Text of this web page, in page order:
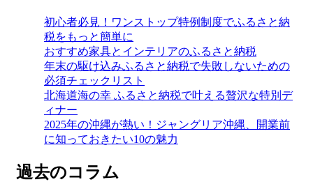
初心者必見！ワンストップ特例制度でふるさと納
税をもっと簡単に
おすすめ家具とインテリアのふるさと納税
年末の駆け込みふるさと納税で失敗しないための
必須チェックリスト
北海道海の幸 ふるさと納税で叶える贅沢な特別デ
ィナー
2025年の沖縄が熱い！ジャングリア沖縄、開業前
に知っておきたい10の魅力
過去のコラム